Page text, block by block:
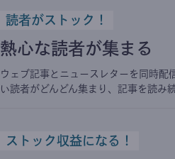
読者がストック！
熱心な読者が集まる
ウェブ記事とニュースレターを同時配
い読者がどんどん集まり、記事を読み
ストック収益になる！